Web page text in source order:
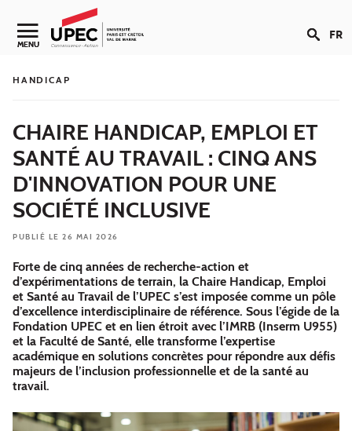
Aller au contenu
Navigation secondaire
MENU FR
HANDICAP
CHAIRE HANDICAP, EMPLOI ET
SANTÉ AU TRAVAIL : CINQ ANS
D'INNOVATION POUR UNE
SOCIÉTÉ INCLUSIVE
PUBLIÉ LE 26 MAI 2026
Forte de cinq années de recherche-action et
d’expérimentations de terrain, la Chaire Handicap, Emploi
et Santé au Travail de l’UPEC s’est imposée comme un pôle
d’excellence interdisciplinaire de référence. Sous l’égide de la
Fondation UPEC et en lien étroit avec l’IMRB (Inserm U955)
et la Faculté de Santé, elle transforme l’expertise
académique en solutions concrètes pour répondre aux défis
majeurs de l’inclusion professionnelle et de la santé au
travail.